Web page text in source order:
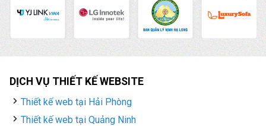
DỊCH VỤ THIẾT KẾ WEBSITE
Thiết kế web tại Hải Phòng
Thiết kế web tại Quảng Ninh